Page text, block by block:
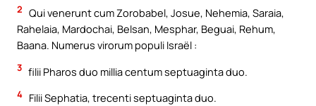
2 Qui venerunt cum Zorobabel, Josue, Nehemia, Saraia,
Rahelaia, Mardochai, Belsan, Mesphar, Beguai, Rehum,
Baana. Numerus virorum populi Israël :
3 filii Pharos duo millia centum septuaginta duo.
4 Filii Sephatia, trecenti septuaginta duo.